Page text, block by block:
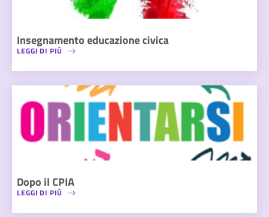
Insegnamento educazione civica
LEGGI DI PIÙ
Dopo il CPIA
LEGGI DI PIÙ